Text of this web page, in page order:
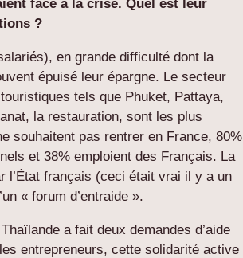
face à la crise. Quel est leur
?
en grande difficulté dont la
épuisé leur épargne. Le secteur
tels que Phuket, Pattaya,
la restauration, sont les plus
souhaitent pas rentrer en France, 80%
et 38% emploient des Français. La
l’État français (ceci était vrai il y a un
« forum d’entraide ».
a fait deux demandes d’aide
entrepreneurs, cette solidarité active